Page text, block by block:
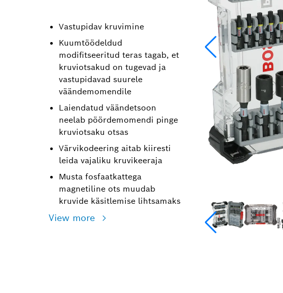
Vastupidav kruvimine
Kuumtöödeldud
modifitseeritud teras tagab, et
kruviotsakud on tugevad ja
vastupidavad suurele
väändemomendile
Laiendatud väändetsoon
neelab pöördemomendi pinge
kruviotsaku otsas
Värvikodeering aitab kiiresti
leida vajaliku kruvikeeraja
Musta fosfaatkattega
magnetiline ots muudab
kruvide käsitlemise lihtsamaks
View more